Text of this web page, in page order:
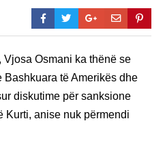
Vjosa Osmani ka thënë se
Bashkuara të Amerikës dhe
diskutime për sanksione
Kurti, anise nuk përmendi